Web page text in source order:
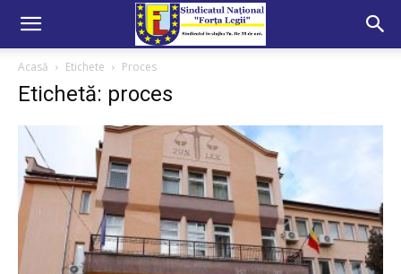
Acasă Etichete Proces
Etichetă: proces